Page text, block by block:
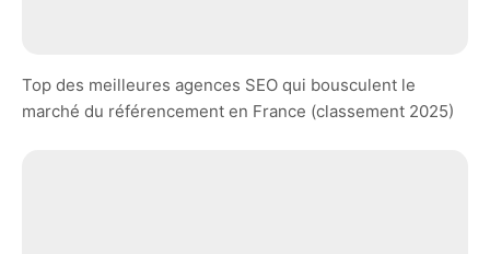
Top des meilleures agences SEO qui bousculent le
marché du référencement en France (classement 2025)